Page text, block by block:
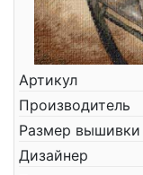
Артикул
Производитель
Размер
Дизайнер